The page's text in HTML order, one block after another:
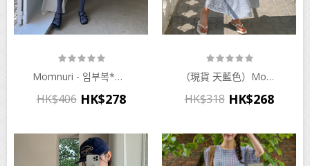
Momnuri - 임부복*뮤앤 스트링핀턱 원피스♡韓國孕婦裝連身裙
HK$406 HK$278
（現貨 天藍色）momnuri - 임부복*하앨스트링 끈조절 원피스♡韓國孕婦裝連身裙
HK$318 HK$268